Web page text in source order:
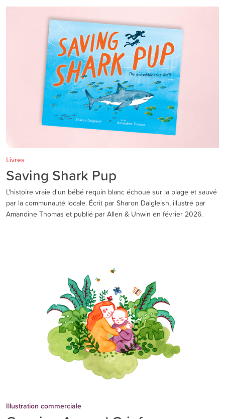
Livres
Saving Shark Pup
L'histoire vraie d'un bébé requin blanc échoué sur la plage et sauvé
par la communauté locale. Écrit par Sharon Dalgleish, illustré par
Amandine Thomas et publié par Allen & Unwin en février 2026.
Illustration commerciale